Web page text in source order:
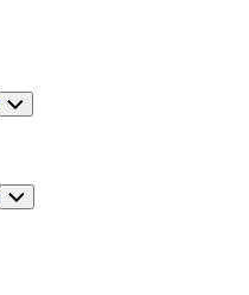
Toggle
Child
Toggle
Child